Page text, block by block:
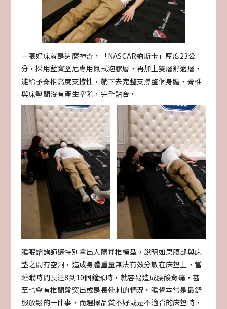
一張好床就是這麼神奇，「NASCAR納斯卡」厚度23公
分，採用藍寶堅尼專用氮式泡膠層，再加上雙層舒適層，
能給予脊椎高度支撐性，躺下去完整支撐整個身體，脊椎
與床墊間沒有產生空隙，完全貼合。
睡眠諮詢師還特別拿出人體脊椎模型，說明如果腰部與床
墊之間有空洞，造成身體重量無法有效分散在床墊上，當
睡眠時間長達8到10個鐘頭時，就容易造成腰酸背痛，甚
至也會有椎間盤突出或是長骨刺的情況。睡覺本當是最舒
服放鬆的一件事，而選擇品質不好或是不適合的床墊時，